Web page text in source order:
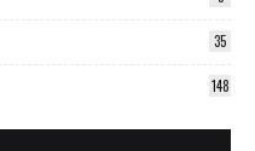
35
148